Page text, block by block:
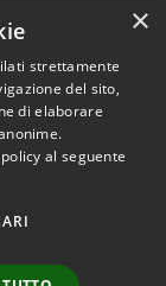
2026 • Comune di
• Accesso
×
strettamente
del sito,
di elaborare
al seguente